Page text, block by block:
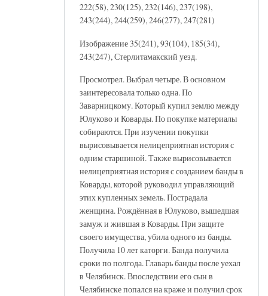
222(58), 230(125), 232(146), 237(198),
243(244), 244(259), 246(277), 247(281)
Изображение 35(241), 93(104), 185(34),
243(247), Стерлитамакский уезд.
Просмотрел. Выбрал четыре. В основном
заинтересовала только одна. По
Заварницкому. Который купил землю между
Юлуково и Коварды. По покупке материалы
собираются. При изучении покупки
вырисовывается нелицеприятная история с
одним старшиной. Также вырисовывается
нелицеприятная история с созданием банды в
Коварды, которой руководил управляющий
этих купленных земель. Пострадала
женщина. Рождённая в Юлуково, вышедшая
замуж и жившая в Коварды. При защите
своего имущества, убила одного из банды.
Получила 10 лет каторги. Банда получила
сроки по полгода. Главарь банды после уехал
в Челябинск. Впоследствии его сын в
Челябинске попался на краже и получил срок